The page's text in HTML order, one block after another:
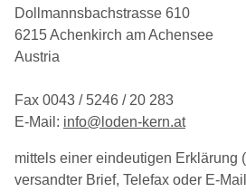
Dollmannsbachstrasse 610
6215 Achenkirch am Achensee
Austria
Fax 0043 / 5246 / 20 283
E-Mail: info@loden-kern.at
mittels einer eindeutigen Erklärung
versandter Brief, Telefax oder E-